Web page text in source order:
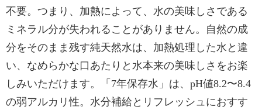
不要。つまり、加熱によって、水の美味しさである
ミネラル分が失われることがありません。自然の成
分をそのまま残す純天然水は、加熱処理した水と違
い、なめらかな口あたりと水本来の美味しさをお楽
しみいただけます。「7年保存水」は、pH値8.2〜8.4
の弱アルカリ性。水分補給とリフレッシュにおすす